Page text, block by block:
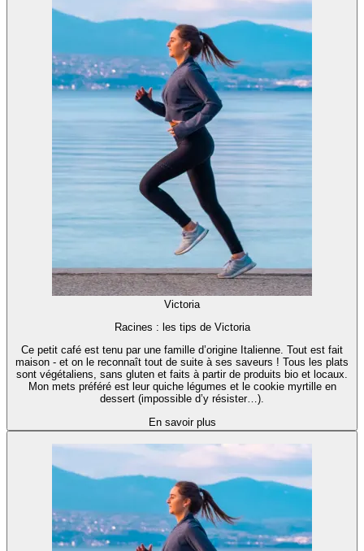
Victoria
Racines : les tips de Victoria
Ce petit café est tenu par une famille d’origine Italienne. Tout est fait
maison - et on le reconnaît tout de suite à ses saveurs ! Tous les plats
sont végétaliens, sans gluten et faits à partir de produits bio et locaux.
Mon mets préféré est leur quiche légumes et le cookie myrtille en
dessert (impossible d’y résister…).
En savoir plus